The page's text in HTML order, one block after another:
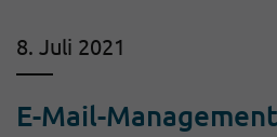
8. Juli 2021
E-Mail-